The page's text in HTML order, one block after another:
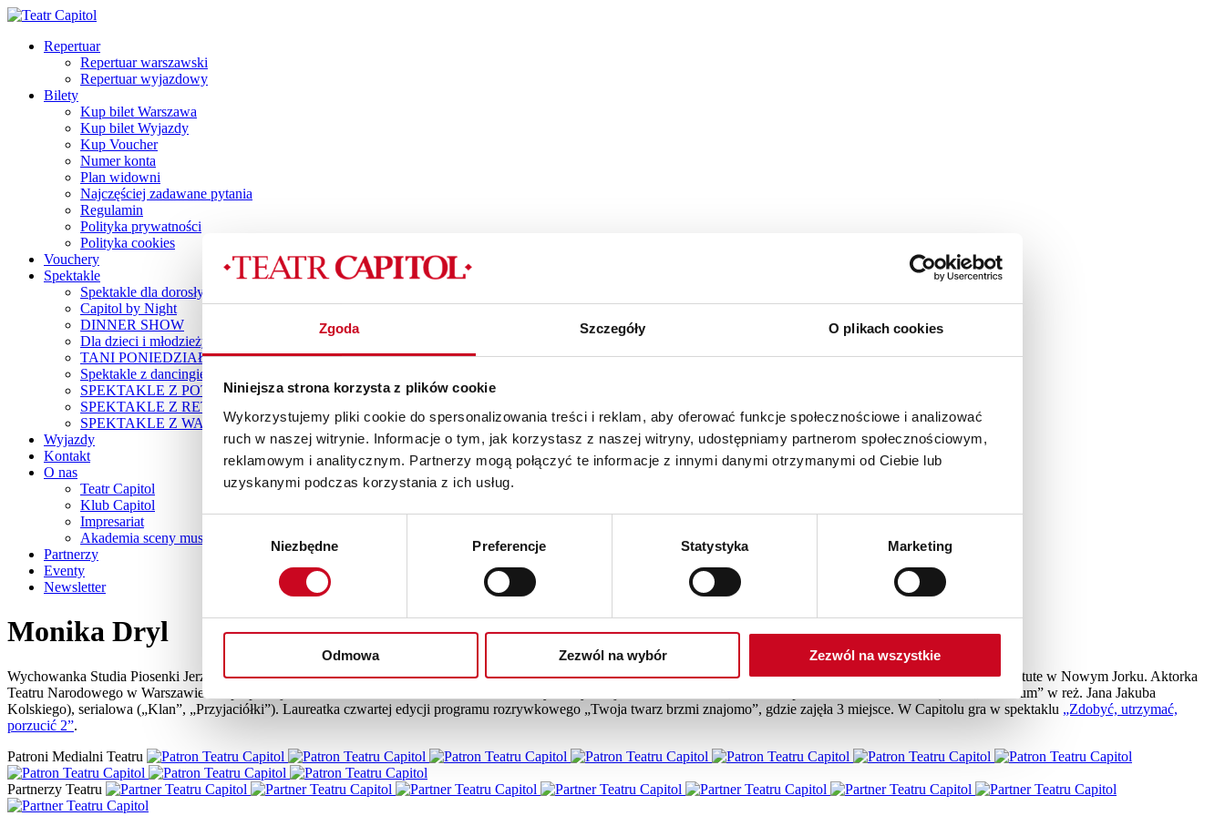
Zgoda Szczegóły O plikach cookies
Niniejsza strona korzysta z plików cookie
Wykorzystujemy pliki cookie do spersonalizowania treści i reklam, aby oferować funkcje społecznościowe i analizować
ruch w naszej witrynie. Informacje o tym, jak korzystasz z naszej witryny, udostępniamy partnerom społecznościowym,
reklamowym i analitycznym. Partnerzy mogą połączyć te informacje z innymi danymi otrzymanymi od Ciebie lub
uzyskanymi podczas korzystania z ich usług.
zgody
Niezbędne Preferencje Statystyka Marketing
Odmowa Zezwól na wybór Zezwól na wszystkie
Repertuar
Repertuar warszawski
Repertuar wyjazdowy
Bilety
Kup bilet Warszawa
Kup bilet Wyjazdy
Kup Voucher
Numer konta
Plan widowni
Najczęściej zadawane pytania
Regulamin
Polityka prywatności
Polityka cookies
Vouchery
Spektakle
Spektakle dla dorosłych
Capitol by Night
DINNER SHOW
Dla dzieci i młodzieży
TANI PONIEDZIAŁEK
Spektakle z dancingiem
SPEKTAKLE Z POTAŃCÓWKĄ
SPEKTAKLE Z RETRO IMPREZKĄ
SPEKTAKLE Z WAKACYJNĄ POTAŃCÓWKĄ
Wyjazdy
Kontakt
O nas
Teatr Capitol
Klub Capitol
Impresariat
Akademia sceny musicalowej
Partnerzy
Eventy
Newsletter
Monika Dryl
Wychowanka Studia Piosenki Jerzego Tomzika w Białymstoku. Ukończyła Akademię Teatralną w Warszawie w 2002 r. Uczyła się w The Lee Strasberg Film And Theatre Institute w Nowym Jorku. Aktorka
Teatru Narodowego w Warszawie. Współpracuje z Teatrem Pieśń Kozła. Absolwentka Szkoły Muzycznej II st. w Warszawie, w klasie śpiewu. Aktorka filmowa (m.in. „Jasminum” w reż. Jana Jakuba
Kolskiego), serialowa („Klan”, „Przyjaciółki”). Laureatka czwartej edycji programu rozrywkowego „Twoja twarz brzmi znajomo”, gdzie zajęła 3 miejsce. W Capitolu gra w spektaklu „Zdobyć, utrzymać,
porzucić 2”.
Patroni Medialni Teatru
Partnerzy Teatru